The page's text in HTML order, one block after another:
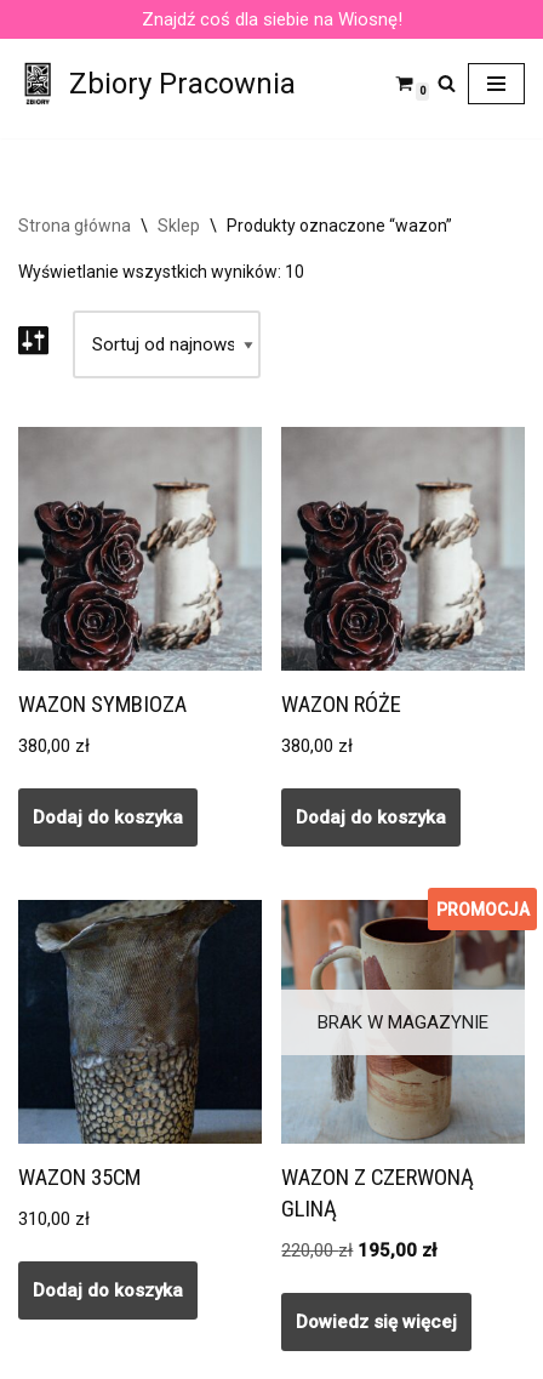
Przejdź
do
Znajdź coś dla siebie na Wiosnę!
Zbiory Pracownia 0
Strona główna \ Sklep \ Produkty oznaczone “wazon”
Wyświetlanie wszystkich wyników: 10
WAZON SYMBIOZA
380,00 zł
Dodaj do koszyka
WAZON RÓŻE
380,00 zł
Dodaj do koszyka
WAZON 35CM
310,00 zł
Dodaj do koszyka
BRAK W MAGAZYNIE
Promocja! PROMOCJA
WAZON Z CZERWONĄ
GLINĄ
220,00zł 195,00 zł
Dowiedz się więcej